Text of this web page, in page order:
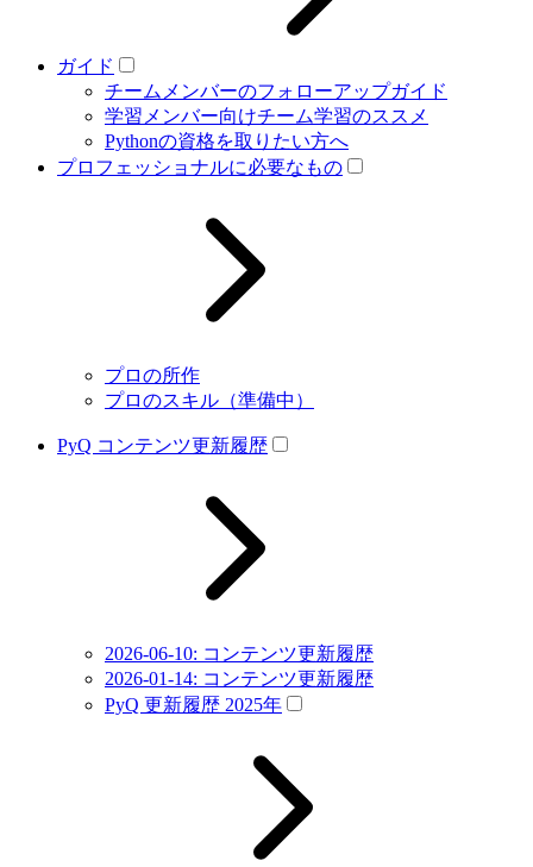
ガイド
チームメンバーのフォローアップガイド
学習メンバー向けチーム学習のススメ
Pythonの資格を取りたい方へ
プロフェッショナルに必要なもの
プロの所作
プロのスキル（準備中）
PyQ コンテンツ更新履歴
2026-06-10: コンテンツ更新履歴
2026-01-14: コンテンツ更新履歴
PyQ 更新履歴 2025年